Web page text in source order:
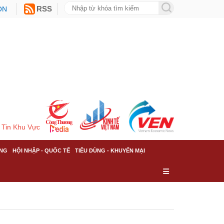
RSS
Tin Khu Vực
HỘI NHẬP - QUỐC TẾ TIÊU DÙNG - KHUYẾN MẠI